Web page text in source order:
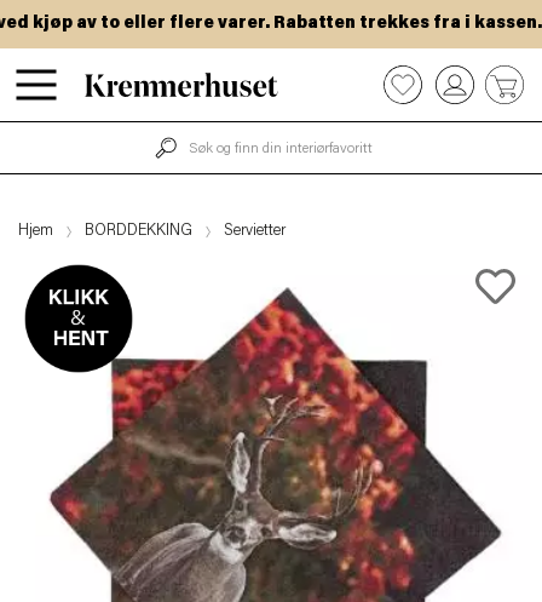
Hopp
til
kjøp av to eller flere varer. Rabatten trekkes fra i kassen.
0
Hjem BORDDEKKING Servietter